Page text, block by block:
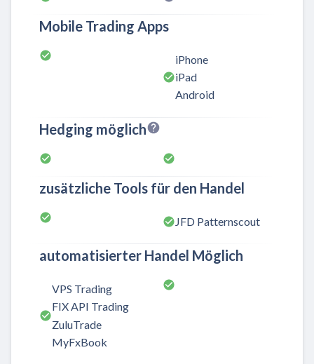
Mobile Trading Apps
iPhone
iPad
Android
Hedging möglich
zusätzliche Tools für den Handel
JFD Patternscout
automatisierter Handel Möglich
VPS Trading
FIX API Trading
ZuluTrade
MyFxBook